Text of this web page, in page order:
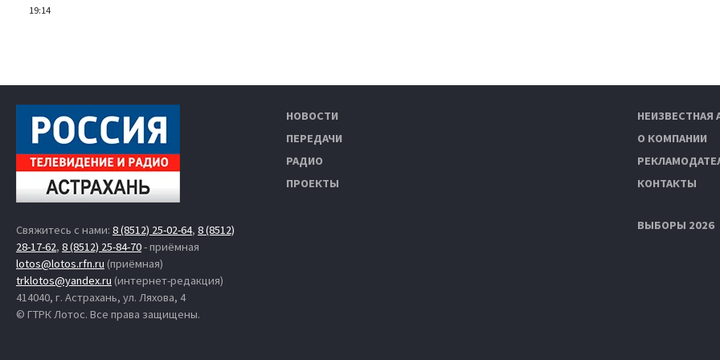
19:14
Свяжитесь с нами: 8 (8512) 25-02-64, 8 (8512)
28-17-62, 8 (8512) 25-84-70- приёмная
lotos@lotos.rfn.ru (приёмная)
trklotos@yandex.ru (интернет-редакция)
414040, г. Астрахань, ул. Ляхова, 4
© ГТРК Лотос. Все права защищены.
НОВОСТИ
ПЕРЕДАЧИ
РАДИО
ПРОЕКТЫ
НЕИЗВЕСТНАЯ
О КОМПАНИИ
КОНТАКТЫ
ВЫБОРЫ 2026